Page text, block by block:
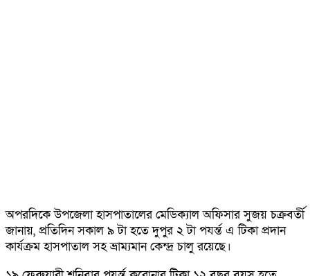
অপরদিকে উপজেলা হাসপাতালের মেডিক্যাল অফিসার সুজয় চক্রবর্তী
জানায়, প্রতিদিন সকাল ৯ টা হতে দুপুর ২ টা পযর্ন্ত এ টিকা প্রদান
কার্যক্রম হাসপাতাল সহ ভ্রাম্যমান কেন্দ্র চালু রয়েছে।